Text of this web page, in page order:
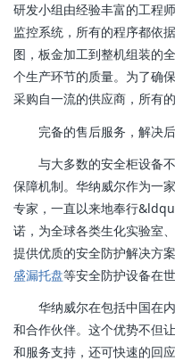
研发小组由经验丰富的工程
监控系统，所有的程序都依
图，板金加工到整机组装的
个生产环节的质量。为了确
采购自一流的供应商，所有
完备的售后服务，解决
与大多数的安全柜设备不
保障机制。华纳威尔作为一
专家，一直以来地奉行
诺，为全球各类生化实验室
提供优质的安全防护解决方
盛漏托盘等安全防护设备在
华纳威尔在包括中国在内
和合作伙伴。这个优势不但
和服务支持，还可快速的回